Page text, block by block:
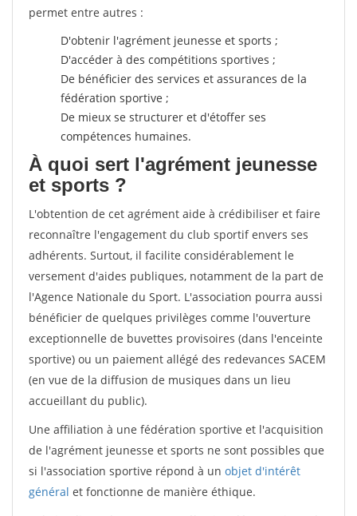
permet entre autres :
D'obtenir l'agrément jeunesse et sports ;
D'accéder à des compétitions sportives ;
De bénéficier des services et assurances de la
fédération sportive ;
De mieux se structurer et d'étoffer ses
compétences humaines.
À quoi sert l'agrément jeunesse
et sports ?
L'obtention de cet agrément aide à crédibiliser et faire
reconnaître l'engagement du club sportif envers ses
adhérents. Surtout, il facilite considérablement le
versement d'aides publiques, notamment de la part de
l'Agence Nationale du Sport. L'association pourra aussi
bénéficier de quelques privilèges comme l'ouverture
exceptionnelle de buvettes provisoires (dans l'enceinte
sportive) ou un paiement allégé des redevances SACEM
(en vue de la diffusion de musiques dans un lieu
accueillant du public).
Une affiliation à une fédération sportive et l'acquisition
de l'agrément jeunesse et sports ne sont possibles que
si l'association sportive répond à un objet d'intérêt
général et fonctionne de manière éthique.